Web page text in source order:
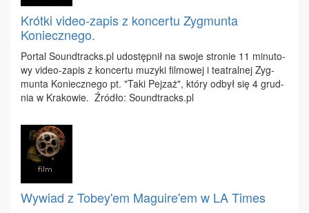
Krótki video-zapis z koncertu Zygmunta
Koniecznego.
Por­tal Sou​ndtr​acks.​pl udo­stęp­nił na swo­je stro­nie 11 mi­nu­to­
wy vi­deo-za­pis z kon­cer­tu mu­zy­ki fil­mo­wej i te­atral­nej Zyg­
mun­ta Ko­niecz­ne­go pt. "Ta­ki Pej­zaż", któ­ry od­był się 4 grud­
nia w Kra­ko­wie. Źró­dło: Sou​ndtr​acks.​pl
Wywiad z Tobey'em Maguire'em w LA Times